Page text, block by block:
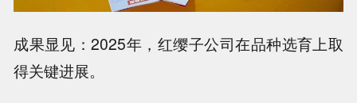
成果显见：2025年，红缨子公司在品种选育上取
得关键进展。